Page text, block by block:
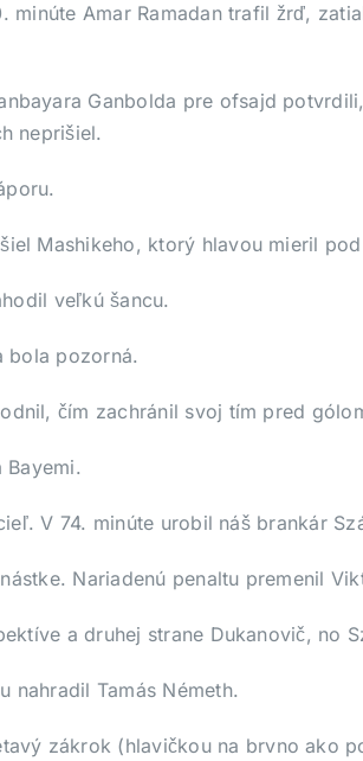
Amar Ramadan trafil žrď,
Ganbolda pre ofsajd
neprišiel.
Mashikeho, ktorý hlavou mieril
veľkú šancu.
bola pozorná.
čím zachránil svoj tím pred
Bayemi.
V 74. minúte urobil náš brankár
Nariadenú penaltu premenil
a druhej strane Dukanovič, no
nahradil Tamás Németh.
zákrok (hlavičkou na brvno ako